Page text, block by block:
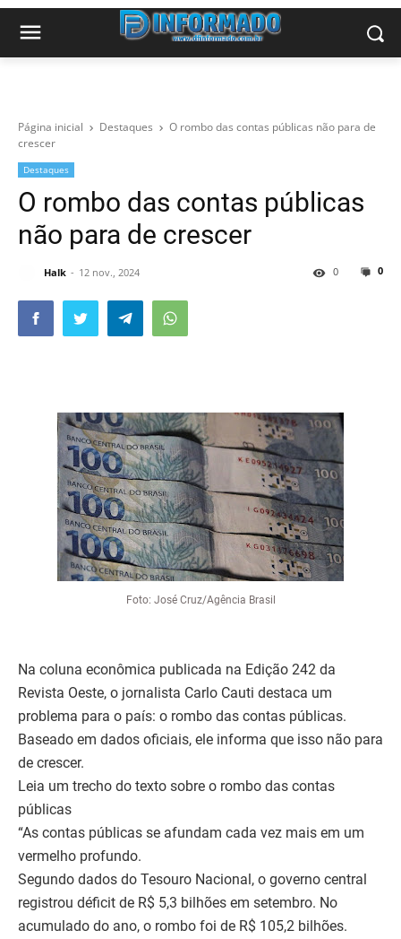
Página inicial Destaques
O rombo das contas públicas não para de
crescer
Destaques
O rombo das contas públicas
não para de crescer
Halk 12 nov., 2024 0
0
Foto: José Cruz/Agência Brasil
Na coluna econômica publicada na Edição 242 da
Revista Oeste, o jornalista Carlo Cauti destaca um
problema para o país: o rombo das contas públicas.
Baseado em dados oficiais, ele informa que isso não para
de crescer.
Leia um trecho do texto sobre o rombo das contas
públicas
“As contas públicas se afundam cada vez mais em um
vermelho profundo.
Segundo dados do Tesouro Nacional, o governo central
registrou déficit de R$ 5,3 bilhões em setembro. No
acumulado do ano, o rombo foi de R$ 105,2 bilhões.